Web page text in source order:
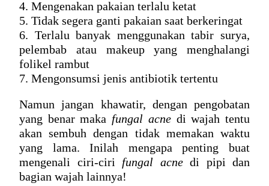
4. Mengenakan pakaian terlalu ketat
5. Tidak segera ganti pakaian saat berkeringat
6. Terlalu banyak menggunakan tabir surya,
pelembab atau makeup yang menghalangi
folikel rambut
7. Mengonsumsi jenis antibiotik tertentu
Namun jangan khawatir, dengan pengobatan
yang benar maka fungal acne di wajah tentu
akan sembuh dengan tidak memakan waktu
yang lama. Inilah mengapa penting buat
mengenali ciri-ciri fungal acne di pipi dan
bagian wajah lainnya!